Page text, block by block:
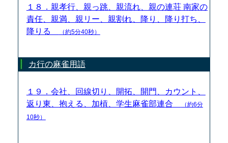
１８．親孝行、親っ跳、親流れ、親の連荘 南家の
責任、親満、親リー、親割れ、降り、降り打ち、
降りる
（約5分40秒）
カ行の麻雀用語
１９．会社、回線切り、開拓、開門、カウント、
返り東、抱える、加槓、学生麻雀部連合
（約6分
10秒）